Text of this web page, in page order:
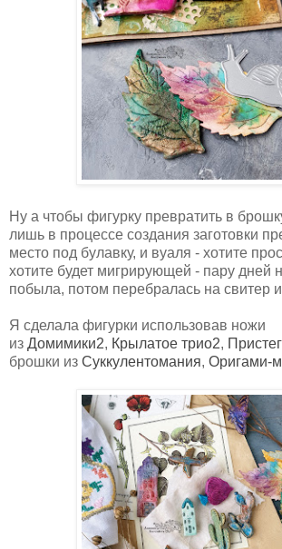
Ну а чтобы фигурку превратить в
лишь в процессе создания заготовки
место под булавку, и вуаля - хотите
хотите будет мигрирующей - пару дней
побыла, потом перебралась на свитер
Я сделала фигурки использовав ножи
из Домимики2, Крылатое трио2,
брошки из Суккулентомания, Оригами-